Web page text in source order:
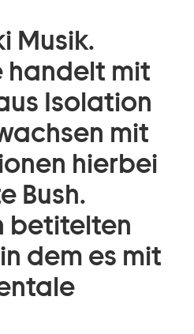
Musik.
handelt mit
Isolation
mit
hierbei
Bush.
betitelten
dem es mit